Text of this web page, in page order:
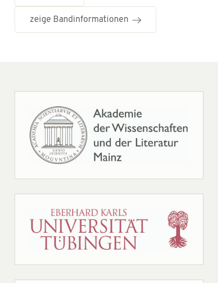
zeige Bandinformationen